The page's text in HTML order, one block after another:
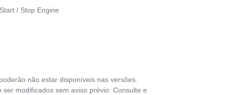
Start / Stop Engine
Vidros elétricos
não estar disponíveis nas versões.
modificados sem aviso prévio. Consulte e